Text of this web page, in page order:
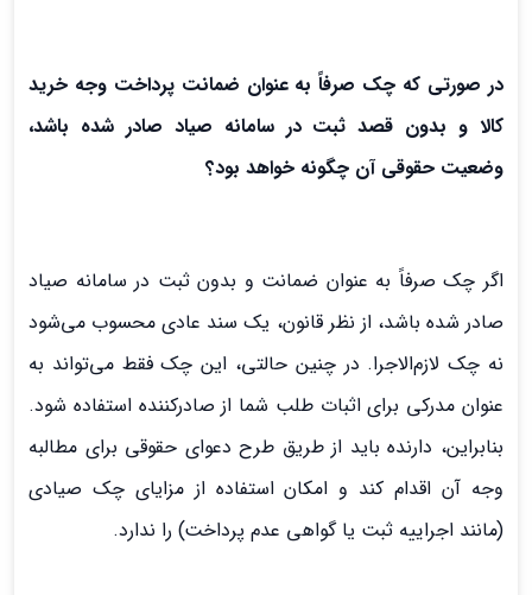
در صورتی که چک صرفاً به عنوان ضمانت پرداخت وجه خرید
کالا و بدون قصد ثبت در سامانه صیاد صادر شده باشد،
وضعیت حقوقی آن چگونه خواهد بود؟
اگر چک صرفاً به عنوان ضمانت و بدون ثبت در سامانه صیاد
صادر شده باشد، از نظر قانون، یک سند عادی محسوب می‌شود
نه چک لازم‌الاجرا. در چنین حالتی، این چک فقط می‌تواند به
عنوان مدرکی برای اثبات طلب شما از صادرکننده استفاده شود.
بنابراین، دارنده باید از طریق طرح دعوای حقوقی برای مطالبه
وجه آن اقدام کند و امکان استفاده از مزایای چک صیادی
(مانند اجراییه ثبت یا گواهی عدم پرداخت) را ندارد.